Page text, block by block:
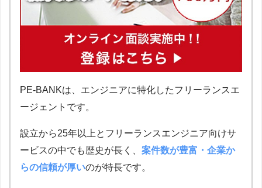
PE-BANKは、エンジニアに特化したフリーランスエ
ージェントです。
設立から25年以上とフリーランスエンジニア向けサ
ービスの中でも歴史が長く、 案件数が豊富・企業か
らの信頼が厚いのが特長です。